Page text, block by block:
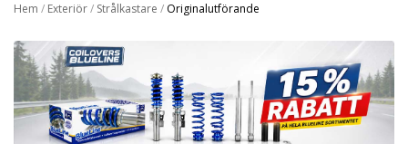
Hem / Exteriör/ Strålkastare / Originalutförande